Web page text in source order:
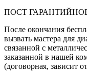
ПОСТ
После окончания
вызвать мастера для
связанной с
заказанной в нашей
(договорная, зависит